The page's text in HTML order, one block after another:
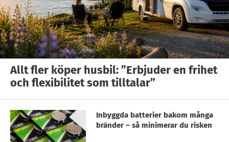
Allt fler köper husbil: ”Erbjuder en frihet
och flexibilitet som tilltalar”
Inbyggda batterier bakom många
bränder – så minimerar du risken